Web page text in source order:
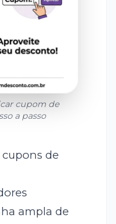
cupom de
a passo
de
ampla de